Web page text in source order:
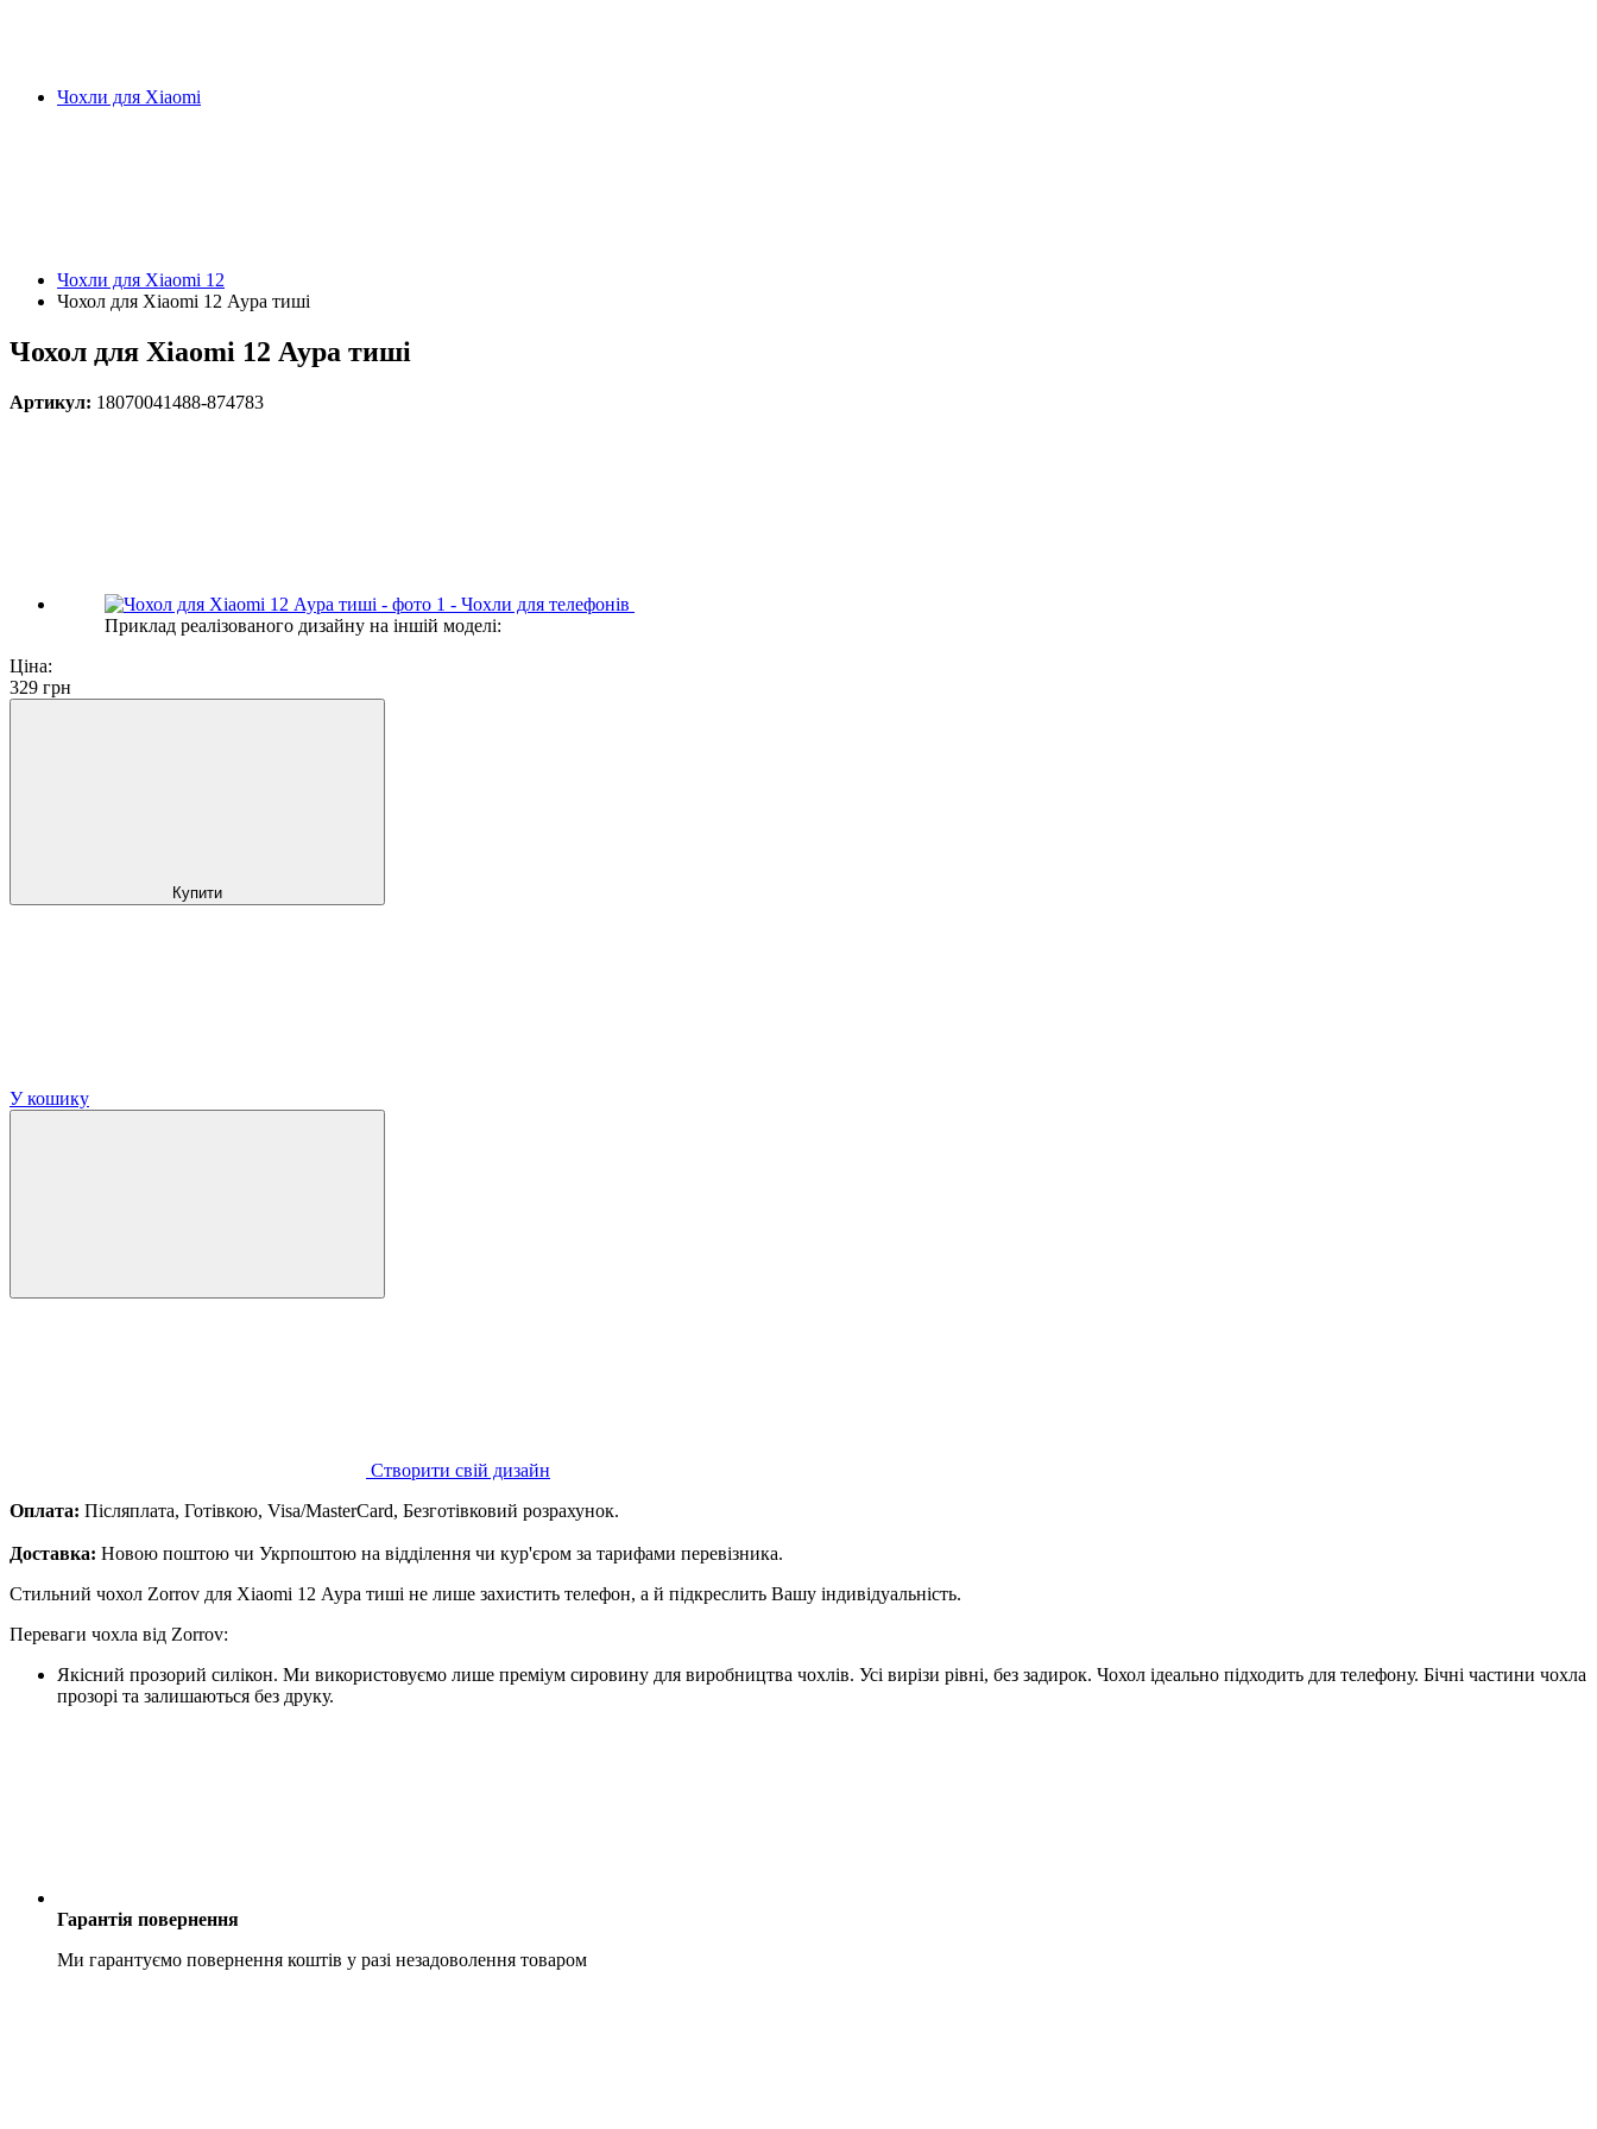
Чохли для Xiaomi
Чохли для Xiaomi 12
Чохол для Xiaomi 12 Аура тиші
Чохол для Xiaomi 12 Аура тиші
Артикул: 18070041488-874783
Приклад реалізованого дизайну на іншій моделі:
Ціна:
329 грн
Купити
У кошику
Створити свій дизайн
Оплата: Післяплата, Готівкою, Visa/MasterCard, Безготівковий розрахунок.
Доставка: Новою поштою чи Укрпоштою на відділення чи кур'єром за тарифами перевізника.
Стильний чохол Zorrov для Xiaomi 12 Аура тиші не лише захистить телефон, а й підкреслить Вашу індивідуальність.
Переваги чохла від Zorrov:
Якісний прозорий силікон. Ми використовуємо лише преміум сировину для виробництва чохлів. Усі вирізи рівні, без задирок. Чохол ідеально підходить для телефону. Бічні частини чохла
прозорі та залишаються без друку.
Гарантія повернення
Ми гарантуємо повернення коштів у разі незадоволення товаром